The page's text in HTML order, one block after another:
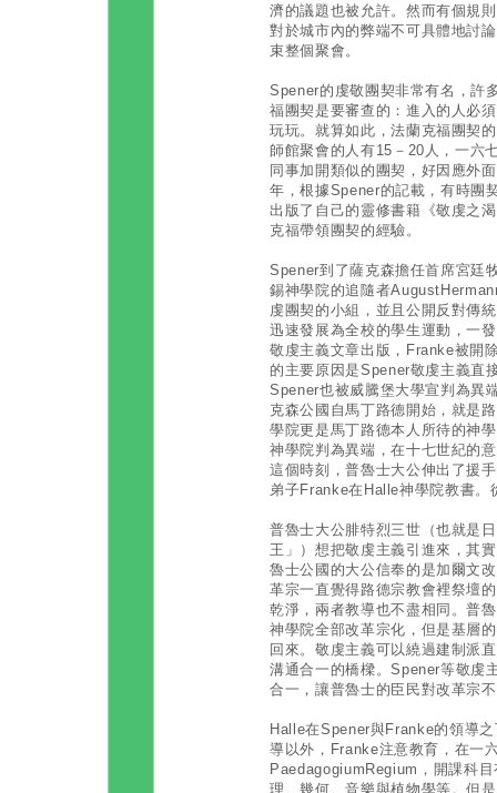
濟的議題也被允許。然而有個規
對於城市內的弊端不可具體地討
束整個聚會。
Spener的虔敬團契非常有名，許
福團契是要審查的：進入的人必
玩玩。就算如此，法蘭克福團契
師館聚會的人有15－20人，一六
同事加開類似的團契，好因應外
年，根據Spener的記載，有時團
出版了自己的靈修書籍《敬虔之
克福帶領團契的經驗。
Spener到了薩克森擔任首席宮廷
錫神學院的追隨者
虔團契的小組，並且公開反對傳
迅速發展為全校的學生運動，一
敬虔主義文章出版，Franke被開
的主要原因是Spener敬虔主義直
Spener也被威騰堡大學宣判為異
克森公國自馬丁路德開始，就是
學院更是馬丁路德本人所待的神
神學院判為異端，在十七世紀的
這個時刻，普魯士大公伸出了援
弟子Franke在Halle神學院教書
普魯士大公腓特烈三世（也就是
王」）想把敬虔主義引進來，其
魯士公國的大公信奉的是加爾文
革宗一直覺得路德宗教會裡祭壇
乾淨，兩者教導也不盡相同。普
神學院全部改革宗化，但是基層
回來。敬虔主義可以繞過建制派
溝通合一的橋樑。Spener等敬虔
合一，讓普魯士的臣民對改革宗
Halle在Spener與Franke的領導
導以外，Franke注意教育，在一
PaedagogiumRegium，開課科
理、幾何、音樂與植物學等。但